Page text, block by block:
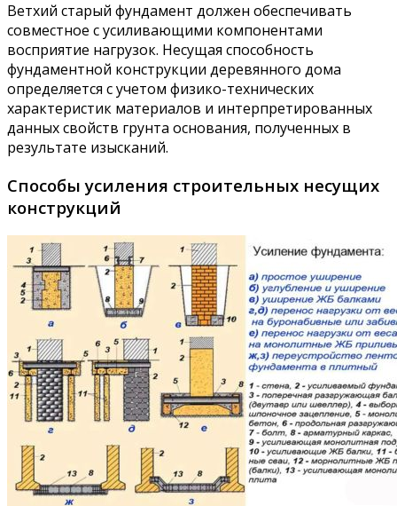
Ветхий старый фундамент должен обеспечивать
совместное с усиливающими компонентами
восприятие нагрузок. Несущая способность
фундаментной конструкции деревянного дома
определяется с учетом физико-технических
характеристик материалов и интерпретированных
данных свойств грунта основания, полученных в
результате изысканий.
Способы усиления строительных несущих
конструкций